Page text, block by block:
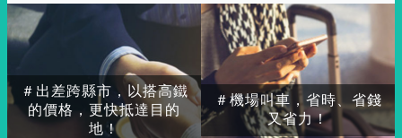
＃出差跨縣市，以搭高鐵
的價格，更快抵達目的
地！
＃機場叫車，省時、省錢
又省力！